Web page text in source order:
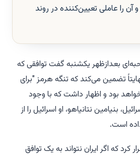
و آن را عاملی تعیین‌کننده در روند
بعدازظهر یکشنبه گفت توافقی که
تضمین می‌کند که تنگه هرمز "برای
بود و اظهار داشت که با وجود
بنیامین نتانیاهو، او اسرائیل را از
است.
که اگر ایران نتواند به یک توافق